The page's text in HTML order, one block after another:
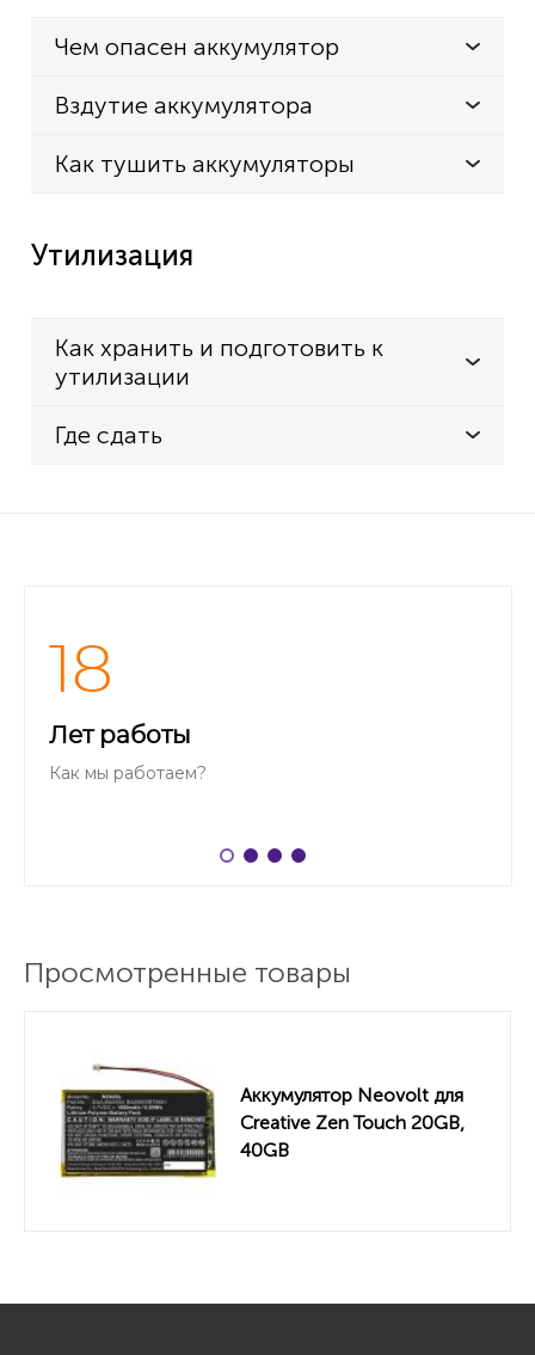
Чем опасен аккумулятор
Вздутие аккумулятора
Как тушить аккумуляторы
Утилизация
Как хранить и подготовить к
утилизации
Где сдать
18
Лет работы
Как мы работаем?
Просмотренные товары
Аккумулятор Neovolt для
Creative Zen Touch 20GB,
40GB